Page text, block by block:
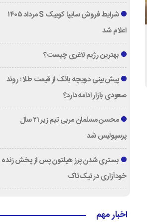
شرایط فروش سایپا کوییک S مرداد ۱۴۰۵
اعلام شد
بهترین رژیم لاغری چیست؟
پیش‌بینی دویچه‌ بانک از قیمت طلا ؛ روند
صعودی بازار ادامه دارد؟
محسن مسلمان مربی تیم زیر ۲۱ سال
پرسپولیس شد
بستری شدن پرز هیلتون پس از پخش زنده
خودآزاری در تیک‌تاک
اخبار مهم